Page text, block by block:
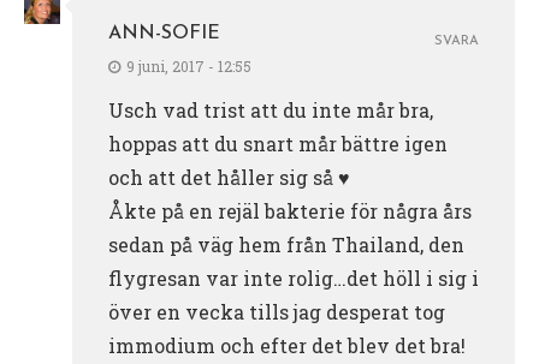
ANN-SOFIE
9 juni, 2017 - 12:55
Usch vad trist att du inte mår bra,
hoppas att du snart mår bättre igen
och att det håller sig så ♥
Åkte på en rejäl bakterie för några års
sedan på väg hem från Thailand, den
flygresan var inte rolig…det höll i sig i
över en vecka tills jag desperat tog
immodium och efter det blev det bra!
SVARA